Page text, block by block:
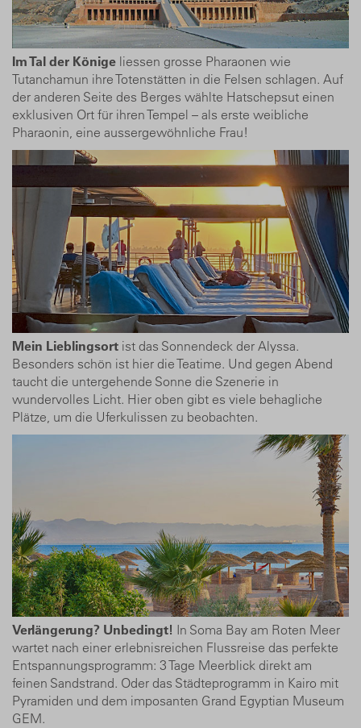
Im Tal der Könige liessen grosse Pharaonen wie
Tutanchamun ihre Totenstätten in die Felsen schlagen. Auf
der anderen Seite des Berges wählte Hatschepsut einen
exklusiven Ort für ihren Tempel – als erste weibliche
Pharaonin, eine aussergewöhnliche Frau!
Mein Lieblingsort ist das Sonnendeck der Alyssa.
Besonders schön ist hier die Teatime. Und gegen Abend
taucht die untergehende Sonne die Szenerie in
wundervolles Licht. Hier oben gibt es viele behagliche
Plätze, um die Uferkulissen zu beobachten.
Verlängerung? Unbedingt! In Soma Bay am Roten Meer
wartet nach einer erlebnisreichen Flussreise das perfekte
Entspannungs­programm: 3 Tage Meerblick direkt am
feinen Sandstrand. Oder das Städteprogramm in Kairo mit
Pyramiden und dem imposanten Grand Egyptian Museum
GEM.